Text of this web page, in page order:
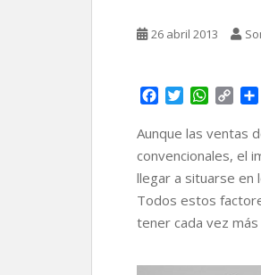
26 abril 2013
c
e
b
o
o
k
i
t
t
e
r
W
a
t
s
A
p
p
p
y
L
i
n
k
Aunque las ventas
convencionales, el
llegar a situarse en
Todos estos
tener cada vez más